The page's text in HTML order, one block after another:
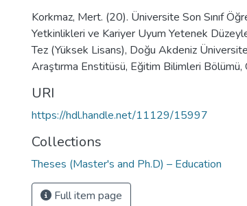
Korkmaz, Mert. (20). Üniversite Son Sınıf
Yetkinlikleri ve Kariyer Uyum Yetenek
Tez (Yüksek Lisans), Doğu Akdeniz
Araştırma Enstitüsü, Eğitim Bilimleri Bölümü,
URI
https://hdl.handle.net/11129/15997
Collections
Theses (Master's and Ph.D) – Education
Full item page